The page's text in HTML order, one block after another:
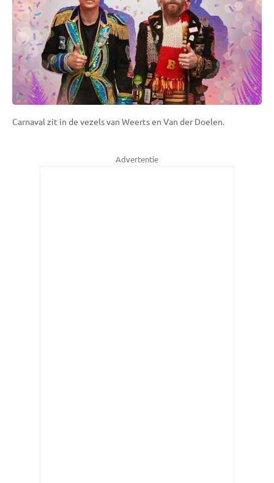
Carnaval zit in de vezels van Weerts en Van der Doelen.
Advertentie